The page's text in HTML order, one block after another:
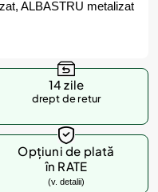
ALBASTRU metalizat
14 zile
drept de retur
Opțiuni de plată
în RATE
(v. detalii)